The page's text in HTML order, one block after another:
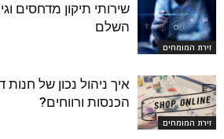
זירת המומחים
שירותי תיקון מדחסים
השלם
זירת המומחים
איך ניהול נכון של
הכנסות ורווחים?